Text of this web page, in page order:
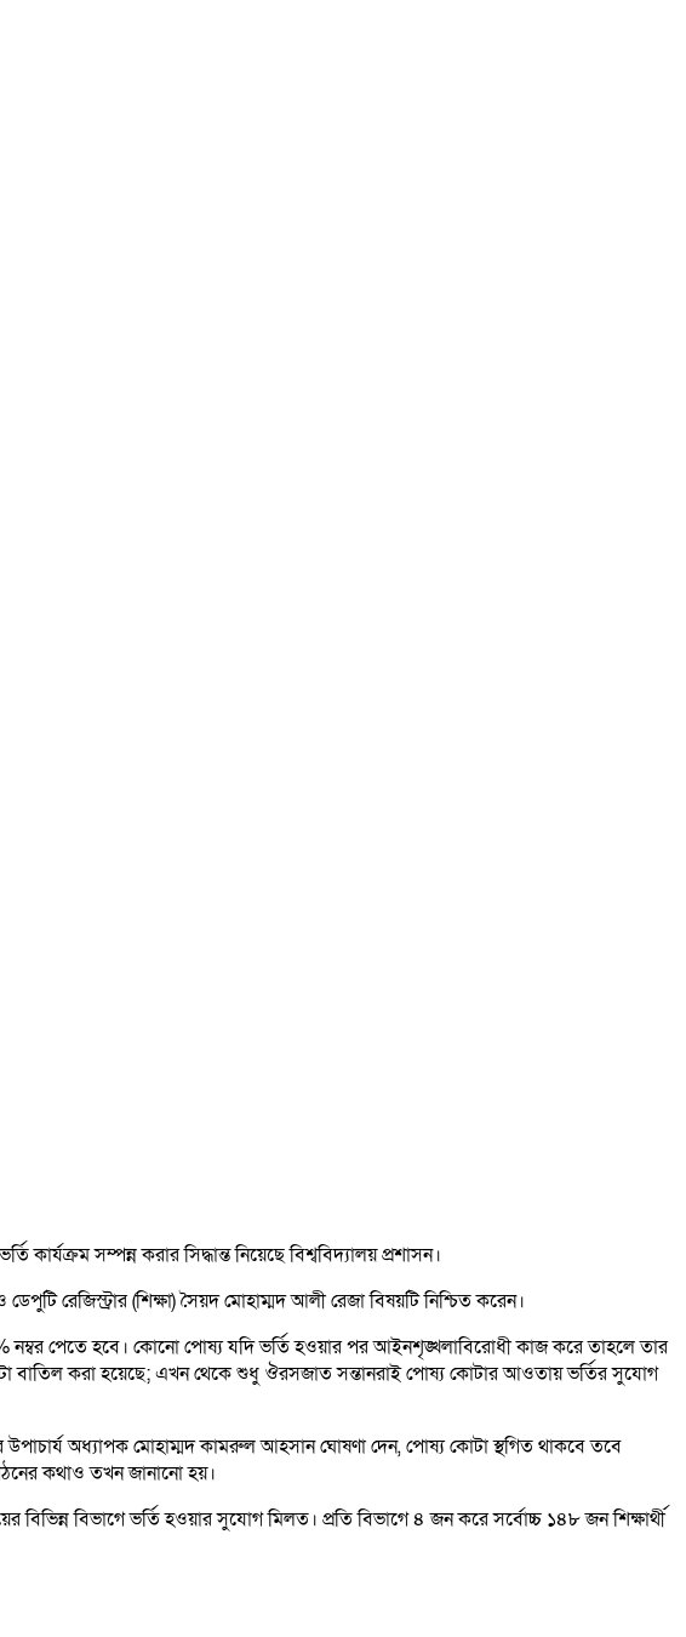
কার্যক্রম সম্পন্ন করার সিদ্ধান্ত নিয়েছে বিশ্ববিদ্যালয় প্রশাসন।
রেজিস্ট্রার (শিক্ষা) সৈয়দ মোহাম্মদ আলী রেজা বিষয়টি নিশ্চিত করেন।
নম্বর পেতে হবে। কোনো পোষ্য যদি ভর্তি হওয়ার পর আইনশৃঙ্খলাবিরোধী কাজ করে তাহলে তার
বাতিল করা হয়েছে; এখন থেকে শুধু ঔরসজাত সন্তানরাই পোষ্য কোটার আওতায় ভর্তির সুযোগ
উপাচার্য অধ্যাপক মোহাম্মদ কামরুল আহসান ঘোষণা দেন, পোষ্য কোটা স্থগিত থাকবে তবে
গঠনের কথাও তখন জানানো হয়।
বিভিন্ন বিভাগে ভর্তি হওয়ার সুযোগ মিলত। প্রতি বিভাগে ৪ জন করে সর্বোচ্চ ১৪৮ জন শিক্ষার্থী